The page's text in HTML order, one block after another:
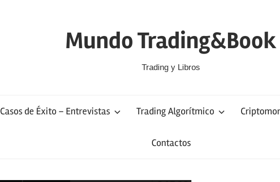
Mundo Trading&Book
Trading y Libros
Casos de Éxito – Entrevistas Trading Algorítmico
Contactos